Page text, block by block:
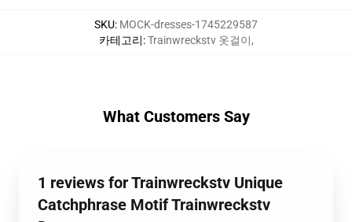
SKU: MOCK-dresses-1745229587
카테고리:Trainwreckstv 옷걸이,
What Customers Say
1 reviews for Trainwreckstv Unique
Catchphrase Motif Trainwreckstv